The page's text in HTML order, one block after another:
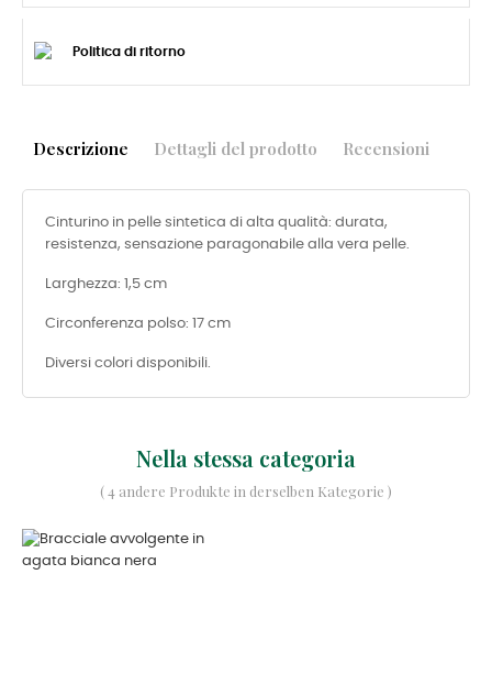
Politica di ritorno
Descrizione Dettagli del prodotto Recensioni
Cinturino in pelle sintetica di alta qualità: durata,
resistenza, sensazione paragonabile alla vera pelle.
Larghezza: 1,5 cm
Circonferenza polso: 17 cm
Diversi colori disponibili.
Nella stessa categoria
( 4 andere Produkte in derselben Kategorie )